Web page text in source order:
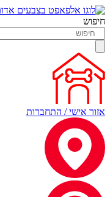
חיפוש
אזור אישי / התחברות